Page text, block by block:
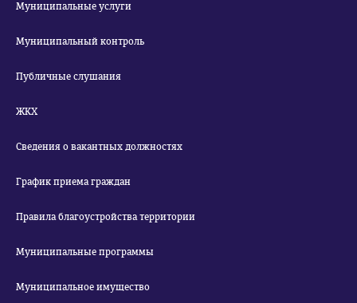
Муниципальные услуги
Муниципальный контроль
Публичные слушания
ЖКХ
Сведения о вакантных должностях
График приема граждан
Правила благоустройства территории
Муниципальные программы
Муниципальное имущество